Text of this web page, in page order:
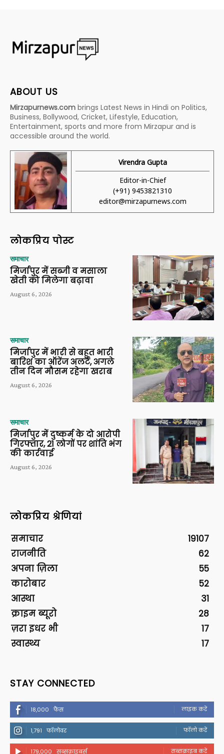
ABOUT US
Mirzapurnews.com brings Latest News in Hindi on Politics,
Business, Bollywood, Cricket, Lifestyle, Education,
Entertainment, sports and more from Mirzapur and is
accessible around the world.
Virendra Gupta
Editor-in-Chief
(+91) 9453821310
editor@mirzapurnews.com
लोकप्रिय पोस्ट
समाचार
मिर्जापुर में सब्जी व मसाला
खेती को मिलेगा बढ़ावा
August 6, 2026
समाचार
मिर्जापुर में भारी से बहुत भारी
बारिश का ऑरेंज अलर्ट, अगले
तीन दिन मौसम रहेगा खराब
August 6, 2026
समाचार
मिर्जापुर में दुष्कर्म के दो आरोपी
गिरफ्तार, 21 लोगों पर शांति भंग
की कार्रवाई
August 6, 2026
लोकप्रिय श्रेणियां
समाचार
19107
राजनीति
62
अपना ज़िला
55
कारोबार
52
आस्था
31
क्राइम ब्यूरो
28
ज़रा इधर भी
17
स्वास्थ्य
17
STAY CONNECTED
18,000 फैंस लाइक करें
1,791 फॉलोवर फॉलो करें
179,000 सब्सक्राइबर्स सब्सक्राइब करें